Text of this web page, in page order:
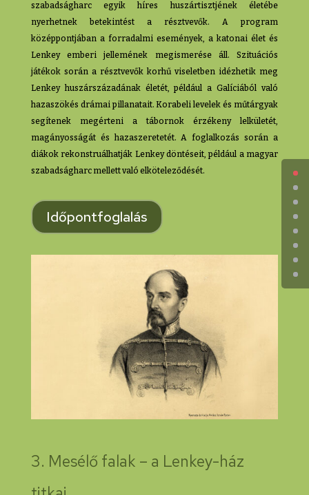
szabadságharc egyik híres huszártisztjének életébe
nyerhetnek betekintést a résztvevők. A program
középpontjában a forradalmi események, a katonai élet és
Lenkey emberi jellemének megismerése áll. Szituációs
játékok során a résztvevők korhű viseletben idézhetik meg
Lenkey huszárszázadának életét, például a Galíciából való
hazaszökés drámai pillanatait. Korabeli levelek és műtárgyak
segítenek megérteni a tábornok érzékeny lelkületét,
magányosságát és hazaszeretetét. A foglalkozás során a
diákok rekonstruálhatják Lenkey döntéseit, például a magyar
szabadságharc mellett való elköteleződését.
Időpontfoglalás
3. Mesélő falak – a Lenkey-ház